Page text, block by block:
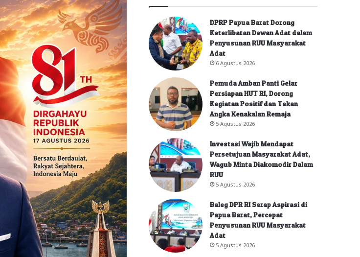
DPRP Papua Barat Dorong
Keterlibatan Dewan Adat dalam
Penyusunan RUU Masyarakat
Adat
6 Agustus 2026
Pemuda Amban Panti Gelar
Persiapan HUT RI, Dorong
Kegiatan Positif dan Tekan
Angka Kenakalan Remaja
5 Agustus 2026
Investasi Wajib Mendapat
Persetujuan Masyarakat Adat,
Wagub Minta Diakomodir Dalam
RUU
5 Agustus 2026
Baleg DPR RI Serap Aspirasi di
Papua Barat, Percepat
Penyusunan RUU Masyarakat
Adat
5 Agustus 2026